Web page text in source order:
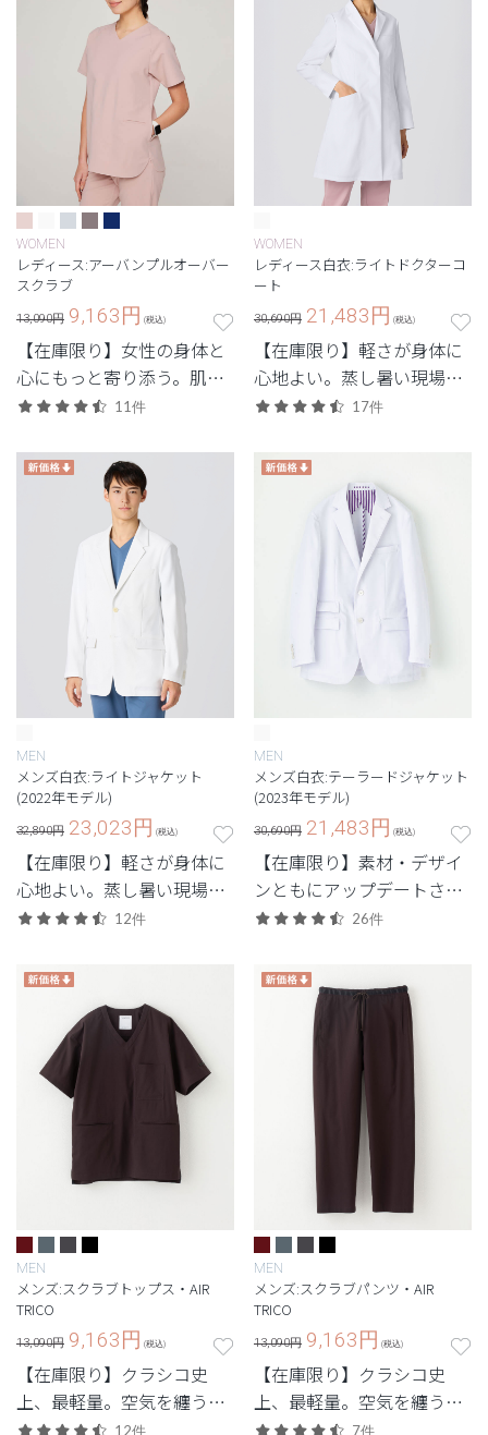
WOMEN
レディース:アーバンプルオーバー
スクラブ
13,090円 9,163円 (税込)
【在庫限り】女性の身体と
心にもっと寄り添う。肌触
りにこだわった素材と柔ら
徴。
11件
WOMEN
レディース白衣:ライトドクターコ
ート
30,690円 21,483円 (税込)
【在庫限り】軽さが身体に
心地よい。蒸し暑い現場で
重宝する軽量モデル。
17件
MEN
メンズ白衣:ライトジャケット
(2022年モデル)
32,890円 23,023円 (税込)
【在庫限り】軽さが身体に
心地よい。蒸し暑い現場で
重宝する軽量モデル。
12件
MEN
メンズ白衣:テーラードジャケット
(2023年モデル)
30,690円 21,483円 (税込)
【在庫限り】素材・デザイ
ンともにアップデートされ
た、定番人気のテーラード
26件
MEN
メンズ:スクラブトップス・AIR
TRICO
13,090円 9,163円 (税込)
【在庫限り】クラシコ史
上、最軽量。空気を纏うよ
うなストレスフリーの着心
12件
MEN
メンズ:スクラブパンツ・AIR
TRICO
13,090円 9,163円 (税込)
【在庫限り】クラシコ史
上、最軽量。空気を纏うよ
うなストレスフリーの着心
7件